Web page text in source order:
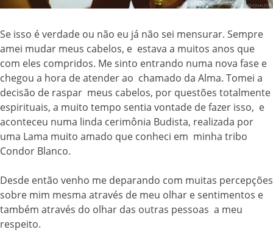
Se isso é verdade ou não eu já não sei mensurar. Sempre
amei mudar meus cabelos, e estava a muitos anos que
com eles compridos. Me sinto entrando numa nova fase e
chegou a hora de atender ao chamado da Alma. Tomei a
decisão de raspar meus cabelos, por questões totalmente
espirituais, a muito tempo sentia vontade de fazer isso, e
aconteceu numa linda cerimônia Budista, realizada por
uma Lama muito amado que conheci em minha tribo
Condor Blanco.
Desde então venho me deparando com muitas percepções
sobre mim mesma através de meu olhar e sentimentos e
também através do olhar das outras pessoas a meu
respeito.